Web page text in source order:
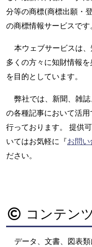
分等の商標(商標出願・
の商標情報サービスです
本ウェブサービスは、
多くの方々に知財情報
を目的としています。
弊社では、新聞、雑
の各種記事において活
行っております。 提供
いてはお気軽に『お問
ださい。
コンテン
データ、文書、図表